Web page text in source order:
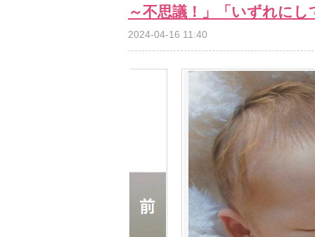
～不思議！」「いずれに
2024-04-16 11:40